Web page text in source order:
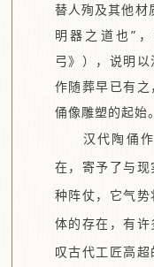
替人殉及其他材
明器之道也”
弓》），说明
作随葬早已有
俑像雕塑的起始。
汉代陶俑
在，寄予了与
种阵仗，它气
体的存在，有
叹古代工匠高